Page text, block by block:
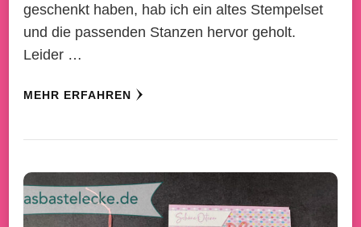
geschenkt haben, hab ich ein altes Stempelset
und die passenden Stanzen hervor geholt.
Leider …
MEHR ERFAHREN